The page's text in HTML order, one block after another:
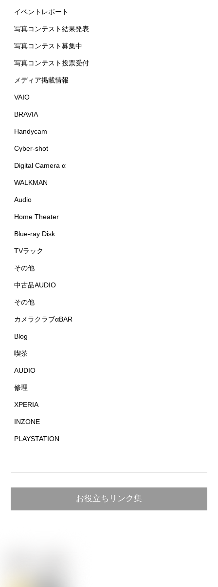
イベントレポート
写真コンテスト結果発表
写真コンテスト募集中
写真コンテスト投票受付
メディア掲載情報
VAIO
BRAVIA
Handycam
Cyber-shot
Digital Camera α
WALKMAN
Audio
Home Theater
Blue-ray Disk
TVラック
その他
中古品AUDIO
その他
カメラクラブαBAR
Blog
喫茶
AUDIO
修理
XPERIA
INZONE
PLAYSTATION
お役立ちリンク集